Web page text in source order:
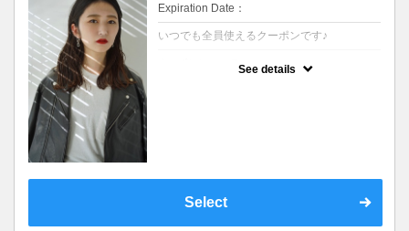
Expiration Date：
いつでも全員使えるクーポンです♪
See details
Select